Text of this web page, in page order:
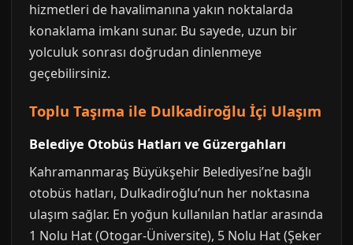
hizmetleri de havalimanına yakın noktalarda
konaklama imkanı sunar. Bu sayede, uzun bir
yolculuk sonrası doğrudan dinlenmeye
geçebilirsiniz.
Toplu Taşıma ile Dulkadiroğlu İçi Ulaşım
Belediye Otobüs Hatları ve Güzergahları
Kahramanmaraş Büyükşehir Belediyesi’ne bağlı
otobüs hatları, Dulkadiroğlu’nun her noktasına
ulaşım sağlar. En yoğun kullanılan hatlar arasında
1 Nolu Hat (Otogar-Üniversite), 5 Nolu Hat (Şeker